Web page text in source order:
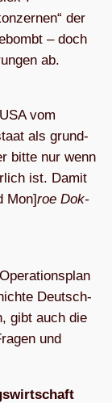
der
– doch
ab.
vom
als grund­
bitte nur wenn
ist. Damit
Mon]roe Dok­
Deutsch­
gibt auch die
und